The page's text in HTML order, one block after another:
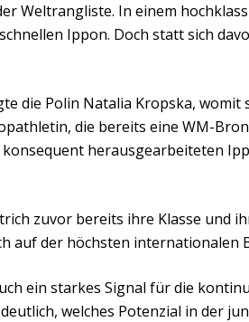
Weltrangliste. In einem
Ippon. Doch statt sich
die Polin Natalia Kropska,
die bereits eine WM-
herausgearbeiteten
zuvor bereits ihre Klasse und
auf der höchsten
ein starkes Signal für die
welches Potenzial in der